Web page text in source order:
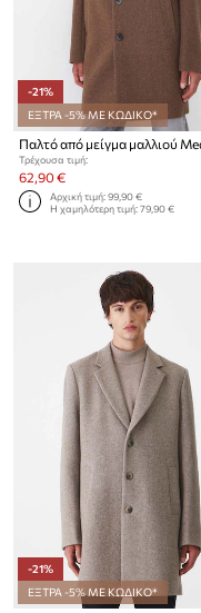
-21%
ΕΞΤΡΑ -5% ΜΕ ΚΩΔΙΚΟ*
Τρέχουσα τιμή:
62,90 €
Αρχική τιμή:99,90 €
Η χαμηλότερη τιμή:79,90 €
-21%
ΕΞΤΡΑ -5% ΜΕ ΚΩΔΙΚΟ*